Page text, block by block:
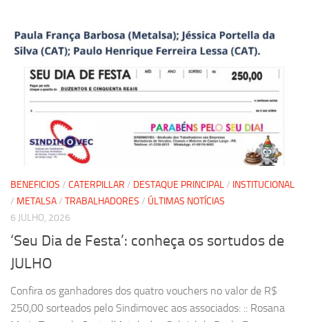
BENEFICIOS / CATERPILLAR / DESTAQUE PRINCIPAL/ INSTITUCIONAL
/ METALSA/ TRABALHADORES / ÚLTIMAS NOTÍCIAS
6 JULHO, 2026
‘Seu Dia de Festa’: conheça os sortudos de
JULHO
Confira os ganhadores dos quatro vouchers no valor de R$
250,00 sorteados pelo Sindimovec aos associados: :: Rosana